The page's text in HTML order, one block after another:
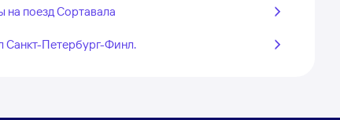
на поезд Сортавала
Санкт-Петербург-Финл.